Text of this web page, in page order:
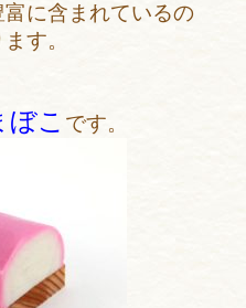
に含まれているの
す。
こ です。